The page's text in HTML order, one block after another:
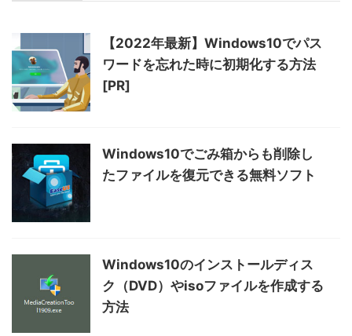
【2022年最新】Windows10でパス
ワードを忘れた時に初期化する方法
[PR]
Windows10でごみ箱からも削除し
たファイルを復元できる無料ソフト
Windows10のインストールディス
ク（DVD）やisoファイルを作成する
方法